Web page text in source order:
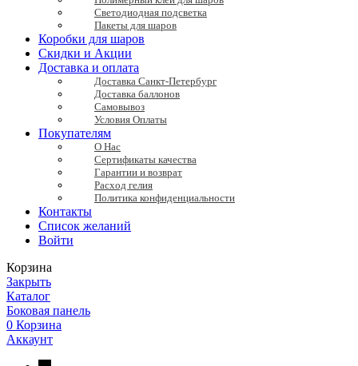
Светодиодная подсветка
Пакеты для шаров
Коробки для шаров
Скидки и Акции
Доставка и оплата
Доставка Санкт-Петербург
Доставка баллонов
Самовывоз
Условия Оплаты
Покупателям
О Нас
Сертификаты качества
Гарантии и возврат
Расход гелия
Политика конфиденциальности
Контакты
Список желаний
Войти
Корзина
Закрыть
Каталог
Боковая панель
0 Корзина
Аккаунт